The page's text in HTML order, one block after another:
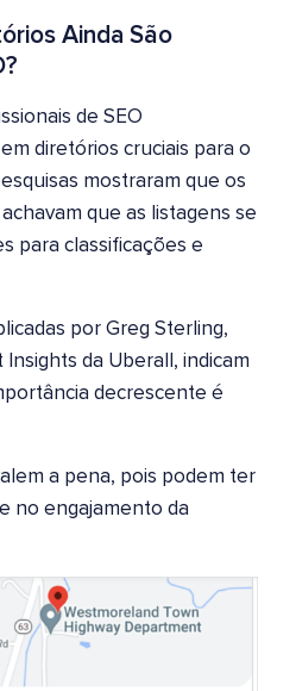
Ainda São
de SEO
diretórios cruciais para o
mostraram que os
que as listagens se
para classificações e
por Greg Sterling,
da Uberall, indicam
decrescente é
a pena, pois podem ter
no engajamento da